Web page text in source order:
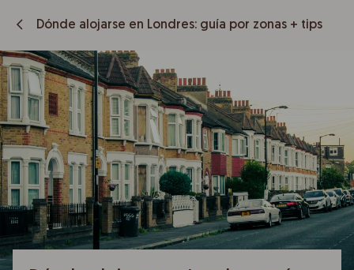
Dónde alojarse en Londres: guía por zonas + tips